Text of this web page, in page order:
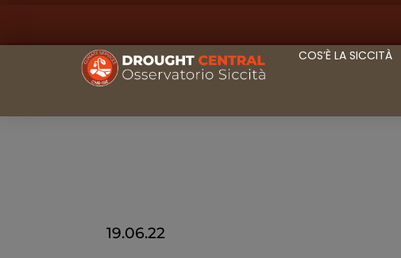
COS’È LA SICCITÀ
19.06.22